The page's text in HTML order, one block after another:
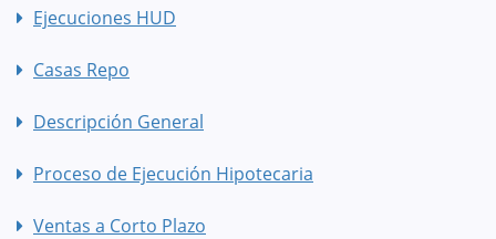
Ejecuciones HUD
Casas Repo
Descripción General
Proceso de Ejecución Hipotecaria
Ventas a Corto Plazo